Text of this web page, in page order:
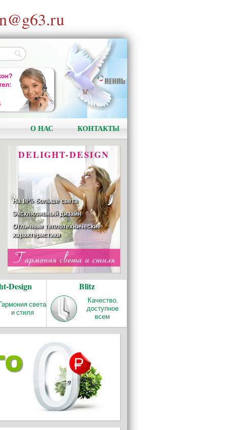
О НАС КОНТАКТЫ
АКЦИЯ!
Установи окно и получи
в подарок подарочный
сертификат на сумму
1000 рублей!
DELIGHT-DESIGN
На 10% больше света
Эксклюзивный дизайн
Отличные теплотехнические
характеристики
ОТОПЛЕНИЕ
REHAU RAUTITAN
Качество и надёжность!
БАЛКОНЫ И
Design
света
и стиля
Blitz
Качество,
доступное
всем